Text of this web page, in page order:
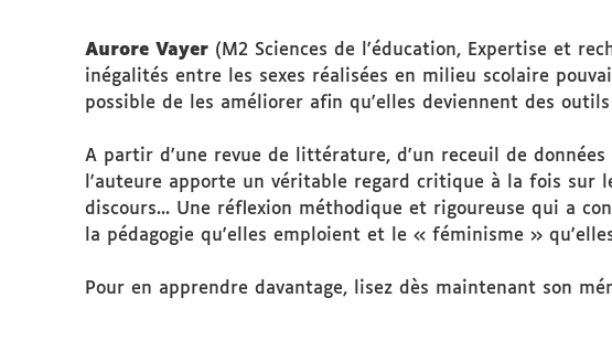
Aurore Vayer (M2 Sciences de l'éducation, Expertise et
inégalités entre les sexes réalisées en milieu scolaire
possible de les améliorer afin qu'elles deviennent des
A partir d'une revue de littérature, d'un receuil de
l'auteure apporte un véritable regard critique à la fois sur
discours... Une réflexion méthodique et rigoureuse qui a
la pédagogie qu'elles emploient et le « féminisme »
Pour en apprendre davantage, lisez dès maintenant son